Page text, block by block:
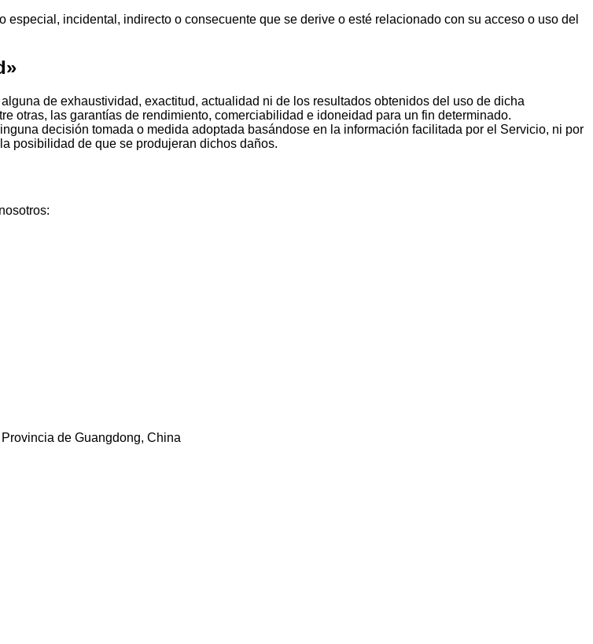
incidental, indirecto o consecuente que se derive o esté relacionado con su acceso o uso del
de exhaustividad, exactitud, actualidad ni de los resultados obtenidos del uso de dicha
otras, las garantías de rendimiento, comerciabilidad e idoneidad para un fin determinado.
decisión tomada o medida adoptada basándose en la información facilitada por el Servicio, ni por
posibilidad de que se produjeran dichos daños.
de Guangdong, China